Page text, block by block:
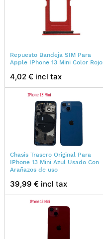
Repuesto Bandeja SIM Para
Apple IPhone 13 Mini Color Rojo
4,02 € incl tax
Chasis Trasero Original Para
IPhone 13 Mini Azul Usado Con
Arañazos de uso
39,99 € incl tax